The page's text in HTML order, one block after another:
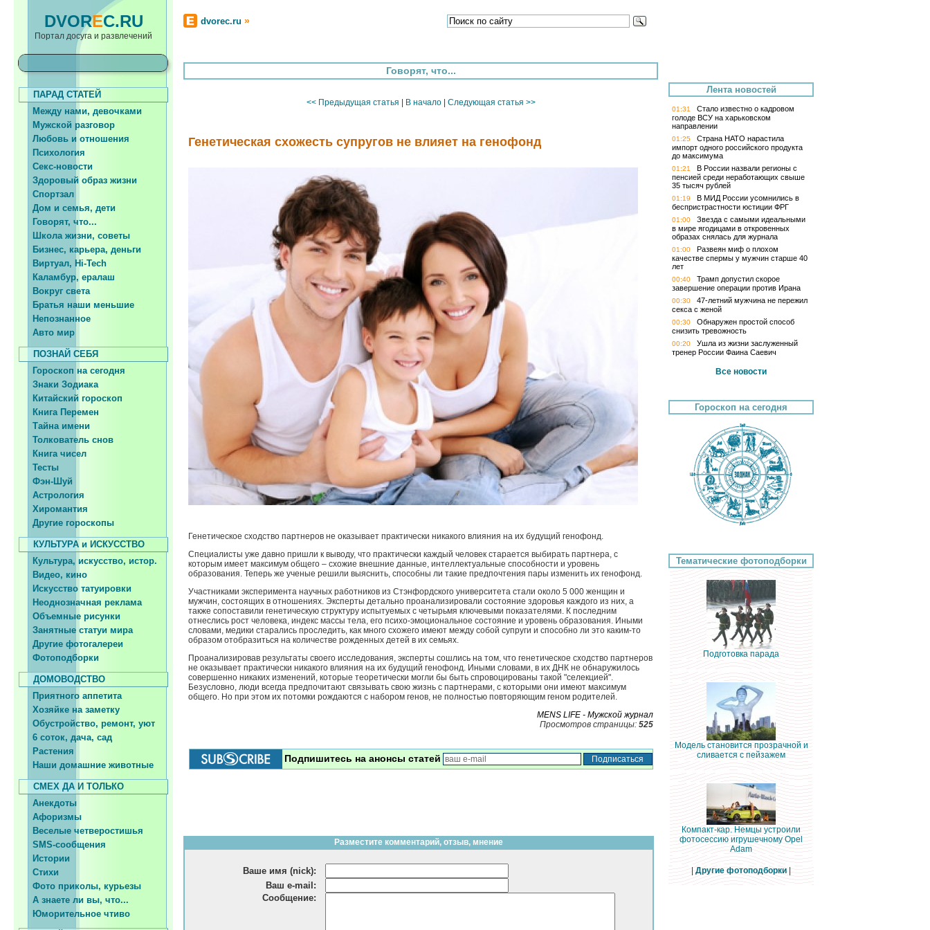
DVOREC.RU
Портал досуга и развлечений
dvorec.ru »
ПАРАД СТАТЕЙ
Между нами, девочками
Мужской разговор
Любовь и отношения
Психология
Секс-новости
Здоровый образ жизни
Спортзал
Дом и семья, дети
Говорят, что...
Школа жизни, советы
Бизнес, карьера, деньги
Виртуал, Hi-Tech
Каламбур, ералаш
Вокруг света
Братья наши меньшие
Непознанное
Авто мир
ПОЗНАЙ СЕБЯ
Гороскоп на сегодня
Знаки Зодиака
Китайский гороскоп
Книга Перемен
Тайна имени
Толкователь снов
Книга чисел
Тесты
Фэн-Шуй
Астрология
Хиромантия
Другие гороскопы
КУЛЬТУРА и ИСКУССТВО
Культура, искусство, истор.
Видео, кино
Искусство татуировки
Неоднозначная реклама
Объемные рисунки
Занятные статуи мира
Другие фотогалереи
Фотоподборки
ДОМОВОДСТВО
Приятного аппетита
Хозяйке на заметку
Обустройство, ремонт, уют
6 соток, дача, сад
Растения
Наши домашние животные
СМЕХ ДА И ТОЛЬКО
Анекдоты
Афоризмы
Веселые четверостишья
SMS-сообщения
Истории
Стихи
Фото приколы, курьезы
А знаете ли вы, что...
Юморительное чтиво
Говорят, что...
<< Предыдущая статья В начало| Следующая статья >>
Генетическая схожесть супругов не влияет на генофонд
Генетическое сходство партнеров не оказывает практически никакого влияния на их будущий генофонд.
Специалисты уже давно пришли к выводу, что практически каждый человек старается выбирать партнера, с
которым имеет максимум общего – схожие внешние данные, интеллектуальные способности и уровень
образования. Теперь же ученые решили выяснить, способны ли такие предпочтения пары изменить их генофонд.
Участниками эксперимента научных работников из Стэнфордского университета стали около 5 000 женщин и
мужчин, состоящих в отношениях. Эксперты детально проанализировали состояние здоровья каждого из них, а
также сопоставили генетическую структуру испытуемых с четырьмя ключевыми показателями. К последним
отнеслись рост человека, индекс массы тела, его психо-эмоциональное состояние и уровень образования. Иными
словами, медики старались проследить, как много схожего имеют между собой супруги и способно ли это каким-то
образом отобразиться на количестве рожденных детей в их семьях.
Проанализировав результаты своего исследования, эксперты сошлись на том, что генетическое сходство партнеров
не оказывает практически никакого влияния на их будущий генофонд. Иными словами, в их ДНК не обнаружилось
совершенно никаких изменений, которые теоретически могли бы быть спровоцированы такой "селекцией".
Безусловно, люди всегда предпочитают связывать свою жизнь с партнерами, с которыми они имеют максимум
общего. Но при этом их потомки рождаются с набором генов, не полностью повторяющим геном родителей.
MENS LIFE - Мужской журнал
Просмотров страницы: 525
Подпишитесь на анонсы статей
Лента новостей
01:31
Стало известно о кадровом
голоде ВСУ на харьковском
направлении
01:25
Страна НАТО нарастила
импорт одного российского продукта
до максимума
01:21
В России назвали регионы с
пенсией среди неработающих свыше
35 тысяч рублей
01:19
В МИД России усомнились в
беспристрастности юстиции ФРГ
01:00
Звезда с самыми идеальными
в мире ягодицами в откровенных
образах снялась для журнала
01:00
Развеян миф о плохом
качестве спермы у мужчин старше 40
лет
00:40
Трамп допустил скорое
завершение операции против Ирана
00:30
47-летний мужчина не пережил
секса с женой
00:30
Обнаружен простой способ
снизить тревожность
00:20
Ушла из жизни заслуженный
тренер России Фаина Саевич
Все новости
Гороскоп на сегодня
Тематические фотоподборки
Подготовка парада
Модель становится прозрачной и
сливается с пейзажем
Компакт-кар. Немцы устроили
фотосессию игрушечному Opel
Adam
Другие фотоподборки